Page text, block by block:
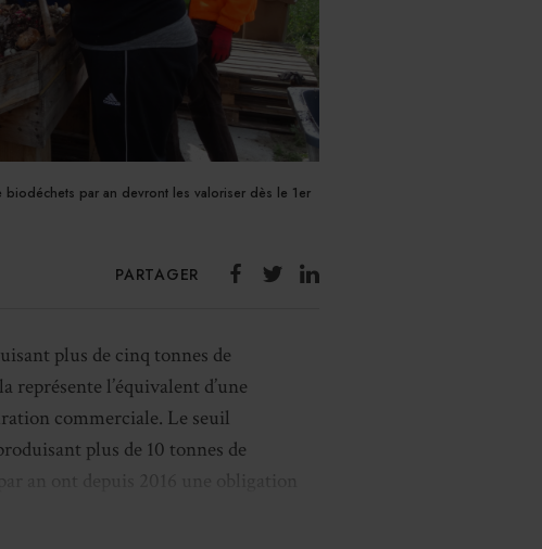
par an devront les valoriser dès le 1er
PARTAGER
plus de cinq tonnes de
représente l’équivalent d’une
commerciale. Le seuil
plus de 10 tonnes de
an ont depuis 2016 une obligation